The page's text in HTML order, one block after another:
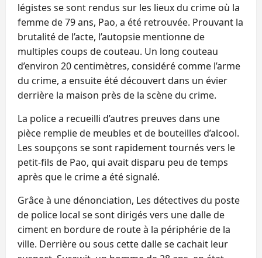
légistes se sont rendus sur les lieux du crime où la
femme de 79 ans, Pao, a été retrouvée. Prouvant la
brutalité de l’acte, l’autopsie mentionne de
multiples coups de couteau. Un long couteau
d’environ 20 centimètres, considéré comme l’arme
du crime, a ensuite été découvert dans un évier
derrière la maison près de la scène du crime.
La police a recueilli d’autres preuves dans une
pièce remplie de meubles et de bouteilles d’alcool.
Les soupçons se sont rapidement tournés vers le
petit-fils de Pao, qui avait disparu peu de temps
après que le crime a été signalé.
Grâce à une dénonciation, Les détectives du poste
de police local se sont dirigés vers une dalle de
ciment en bordure de route à la périphérie de la
ville. Derrière ou sous cette dalle se cachait leur